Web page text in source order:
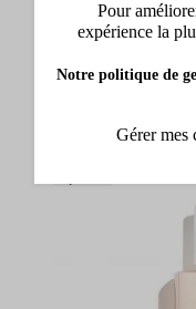
Beauty Success
Sillage Océanique
Gel Douche
Pour
expérience la
Notre politique de
Gérer mes